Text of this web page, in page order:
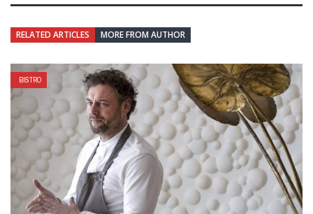
RELATED ARTICLES MORE FROM AUTHOR
BISTRO